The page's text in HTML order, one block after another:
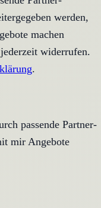
werden,
machen
widerrufen.
.
passende Partner-
mir Angebote